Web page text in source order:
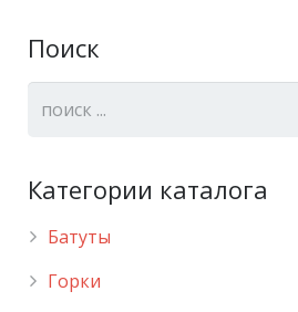
Поиск
Категории каталога
Батуты
Горки